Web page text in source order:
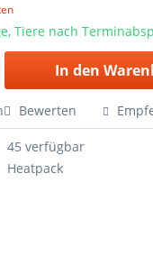
Tiere nach
In den
Bewerten
45 verfügbar
Heatpack